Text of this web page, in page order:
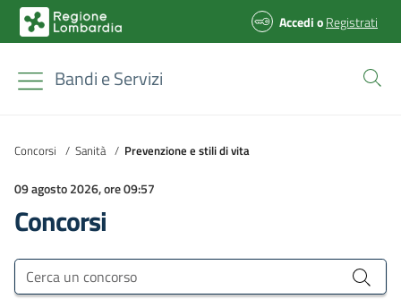
AccedioRegistrati
Bandi e Servizi
Concorsi / Sanità / Prevenzione e stili di vita
09 agosto 2026, ore 09:57
Concorsi
Bandi e Servizi
Cerca un concorso